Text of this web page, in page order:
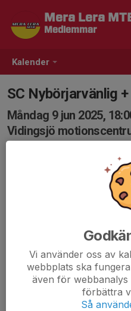
Kalender
Mera Lera
Medlemmar
SC Nybörjarvänlig +
Måndag 9 jun 2025,
Vidingsjö
Mål att komma igång i
sommaren kommit upp till
Nybörjarvänlig till Lagom.
funktionsdugligt skick när
Det är bra att var och en
Vi använder oss av
webbplats ska
även för webbanalys
förbättra
Så